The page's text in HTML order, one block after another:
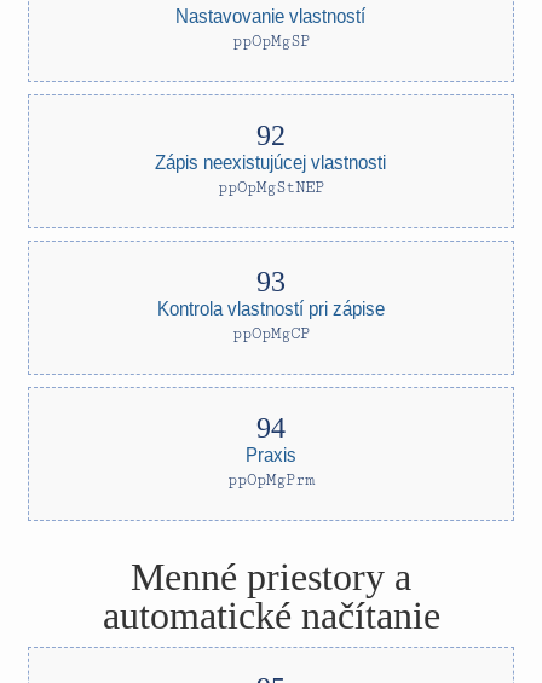
Nastavovanie vlastností
ppOpMgSP
Zápis neexistujúcej vlastnosti
ppOpMgStNEP
Kontrola vlastností pri zápise
ppOpMgCP
Praxis
ppOpMgPrm
Menné priestory a
automatické načítanie